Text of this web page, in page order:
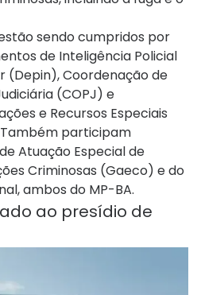
sendo cumpridos por
de Inteligência Policial
(Depin), Coordenação de
(COPJ) e
e Recursos Especiais
Também participam
Atuação Especial de
Criminosas (Gaeco) e do
ambos do MP-BA.
ao presídio de